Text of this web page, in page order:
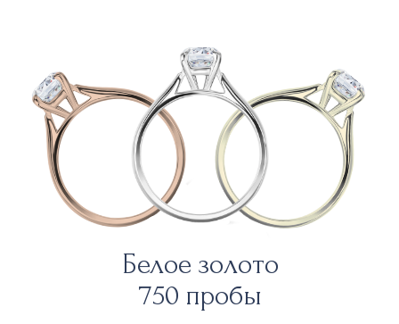
Белое золото
750 пробы
Сотни вариантов
от 0.5 до 5 карат
Если у вас возникли трудности с выбором —
свяжитесь
с нами. Мы подберем идеальное
кольцо в рамках вашего бюджета и пожеланий.